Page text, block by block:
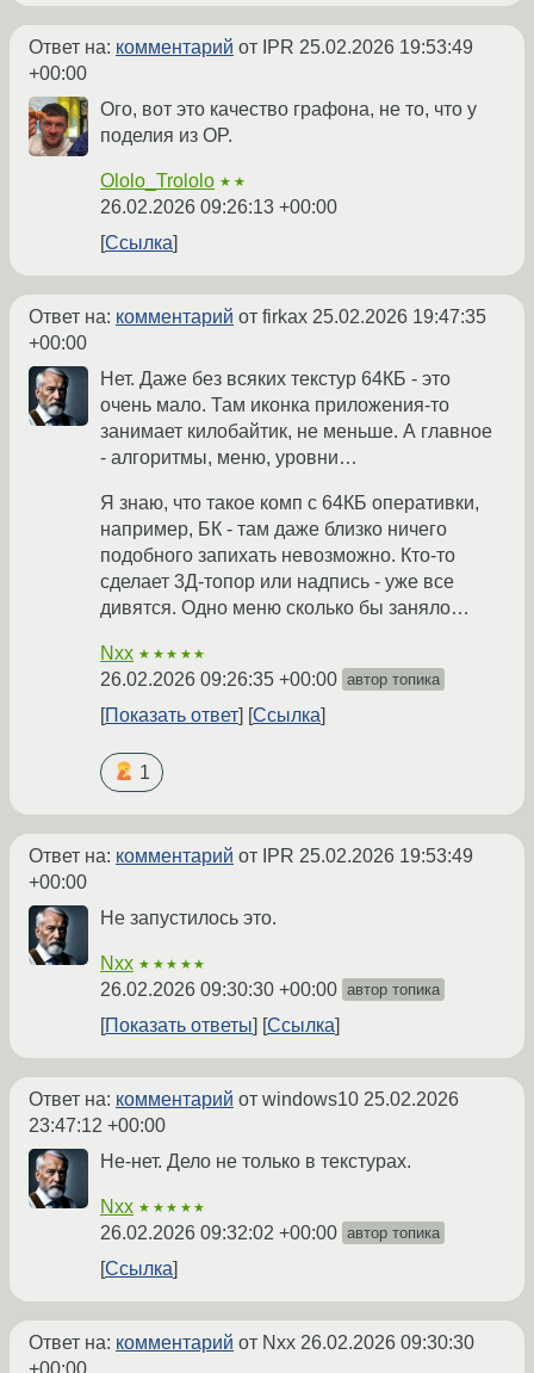
Ответ на: комментарий от IPR 25.02.2026 19:53:49
+00:00
Ого, вот это качество графона, не то, что у
поделия из OP.
Ololo_Trololo ★★
26.02.2026 09:26:13 +00:00
Ссылка
Ответ на: комментарий от firkax 25.02.2026 19:47:35
+00:00
Нет. Даже без всяких текстур 64КБ - это
очень мало. Там иконка приложения-то
занимает килобайтик, не меньше. А главное
- алгоритмы, меню, уровни…
Я знаю, что такое комп с 64КБ оперативки,
например, БК - там даже близко ничего
подобного запихать невозможно. Кто-то
сделает 3Д-топор или надпись - уже все
дивятся. Одно меню сколько бы заняло…
Nxx ★★★★★
26.02.2026 09:26:35 +00:00 автор топика
Показать ответ Ссылка
1
Ответ на: комментарий от IPR 25.02.2026 19:53:49
+00:00
Не запустилось это.
Nxx ★★★★★
26.02.2026 09:30:30 +00:00 автор топика
Показать ответы Ссылка
Ответ на: комментарий от windows10 25.02.2026
23:47:12 +00:00
Не-нет. Дело не только в текстурах.
Nxx ★★★★★
26.02.2026 09:32:02 +00:00 автор топика
Ссылка
Ответ на: комментарий от Nxx 26.02.2026 09:30:30